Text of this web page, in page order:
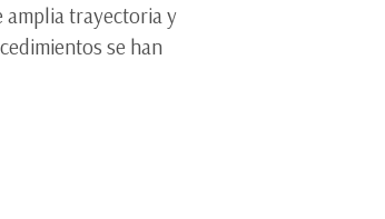
amplia trayectoria y
se han